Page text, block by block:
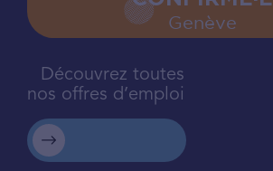
Genève
Découvrez toutes
nos offres d’emploi